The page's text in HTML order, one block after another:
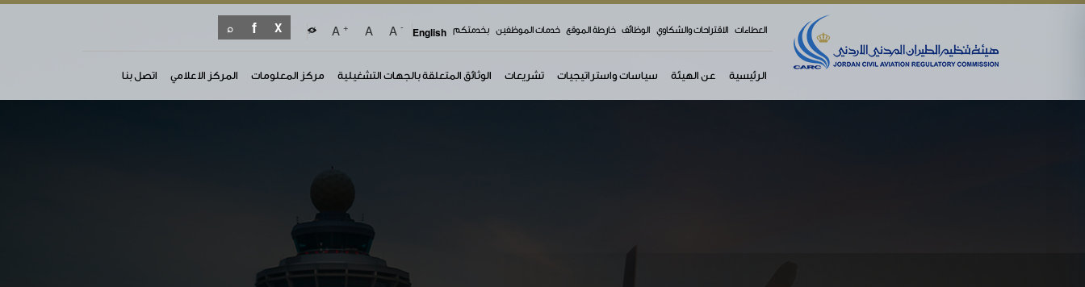
top menu
العطاءات الاقتراحات والشكاوي الوظائف خارطة الموقع خدمات الموظفين بخدمتكم English
-
A
A
+
A
الرئيسية عن الهيئة سياسات واستراتيجيات تشريعات الوثائق المتعلقة بالجهات التشغيلية مركز المعلومات المركز الاعلامي اتصل بنا